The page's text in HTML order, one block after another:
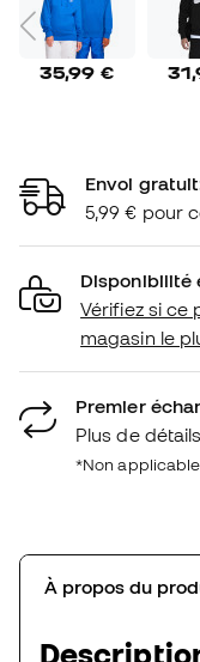
35,99 €
Envoi
5,99 € pour
Disponibilité
Vérifiez si ce
magasin le
Premier
Plus de
*Non
À propos du